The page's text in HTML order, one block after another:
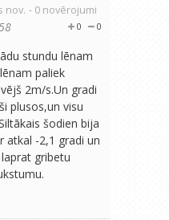
nov. - 0 novērojumi
0
0
stundu lēnam
paliek
2m/s.Un gradi
plusos,un visu
šodien bija
atkal -2,1 gradi un
gribetu